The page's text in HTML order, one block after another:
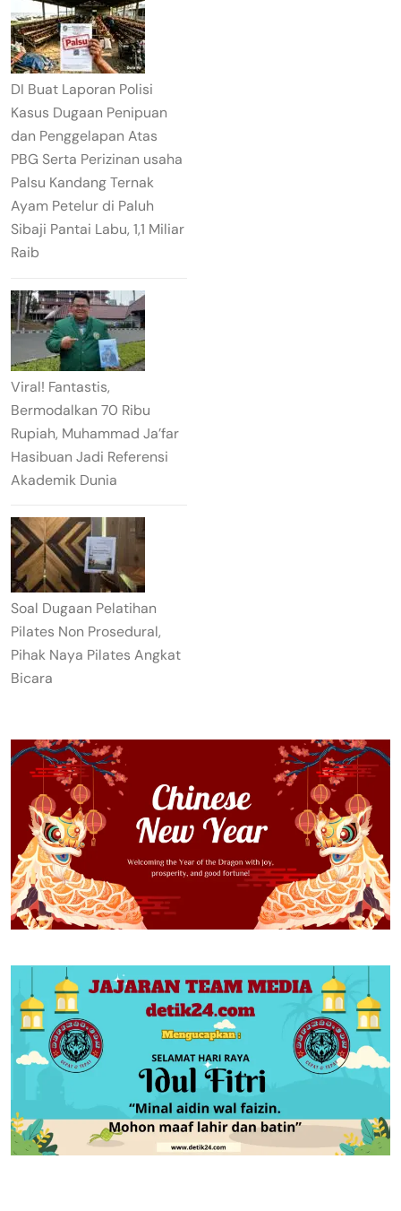
DI Buat Laporan Polisi
Kasus Dugaan Penipuan
dan Penggelapan Atas
PBG Serta Perizinan usaha
Palsu Kandang Ternak
Ayam Petelur di Paluh
Sibaji Pantai Labu, 1,1 Miliar
Raib
Viral! Fantastis,
Bermodalkan 70 Ribu
Rupiah, Muhammad Ja’far
Hasibuan Jadi Referensi
Akademik Dunia
Soal Dugaan Pelatihan
Pilates Non Prosedural,
Pihak Naya Pilates Angkat
Bicara